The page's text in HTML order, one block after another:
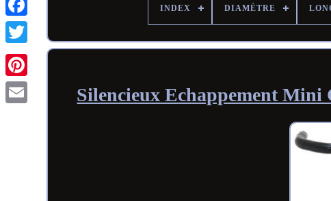
INDEX DIAMÈTRE
Silencieux Echappement Mini